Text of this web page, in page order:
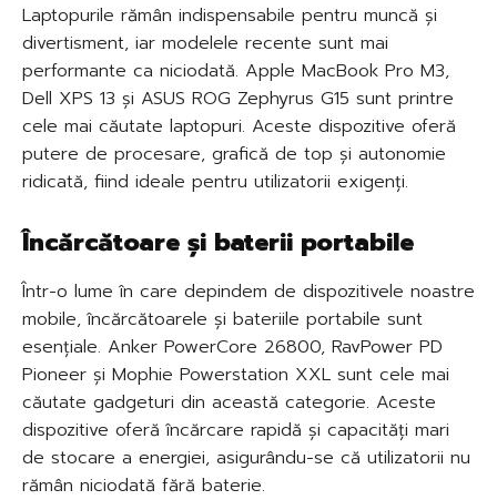
Laptopurile rămân indispensabile pentru muncă și
divertisment, iar modelele recente sunt mai
performante ca niciodată. Apple MacBook Pro M3,
Dell XPS 13 și ASUS ROG Zephyrus G15 sunt printre
cele mai căutate laptopuri. Aceste dispozitive oferă
putere de procesare, grafică de top și autonomie
ridicată, fiind ideale pentru utilizatorii exigenți.
Încărcătoare și baterii portabile
Într-o lume în care depindem de dispozitivele noastre
mobile, încărcătoarele și bateriile portabile sunt
esențiale. Anker PowerCore 26800, RavPower PD
Pioneer și Mophie Powerstation XXL sunt cele mai
căutate gadgeturi din această categorie. Aceste
dispozitive oferă încărcare rapidă și capacități mari
de stocare a energiei, asigurându-se că utilizatorii nu
rămân niciodată fără baterie.